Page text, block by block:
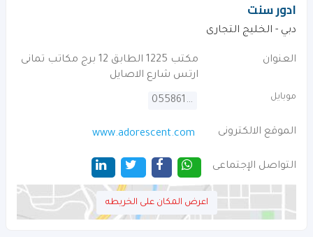
ادور سنت
دبي - الخليج التجارى
العنوان
مكتب 1225 الطابق 12 برج مكاتب تمانى
ارتس شارع الاصايل
موبايل 0558610002
الموقع الالكترونى www.adorescent.com
التواصل الإجتماعى
اعرض المكان على الخريطه